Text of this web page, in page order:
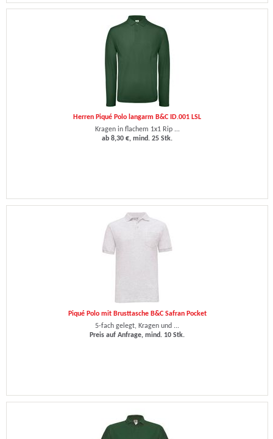
Herren Piqué Polo langarm B&C ID.001 LSL
Kragen in flachem 1x1 Rip ...
ab 8,30 €, mind. 25 Stk.
Piqué Polo mit Brusttasche B&C Safran Pocket
5-fach gelegt, Kragen und ...
Preis auf Anfrage, mind. 10 Stk.